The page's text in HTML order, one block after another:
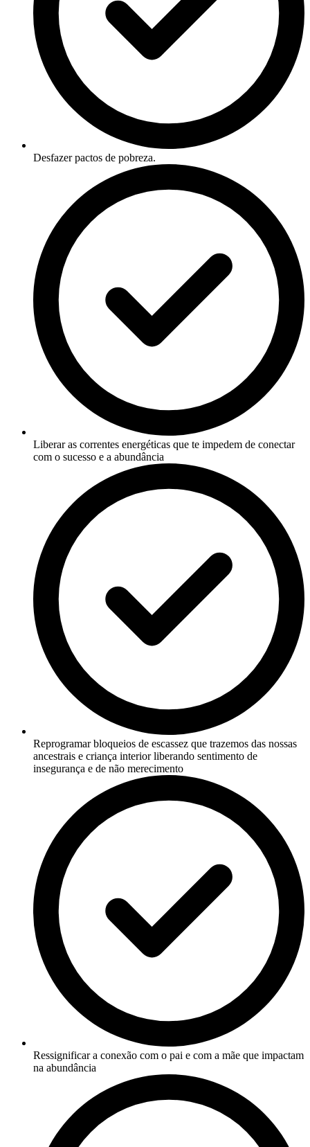
Desfazer pactos de pobreza.
Liberar as correntes energéticas que te impedem de conectar
com o sucesso e a abundância
Reprogramar bloqueios de escassez que trazemos das nossas
ancestrais e criança interior liberando sentimento de
insegurança e de não merecimento
Ressignificar a conexão com o pai e com a mãe que impactam
na abundância